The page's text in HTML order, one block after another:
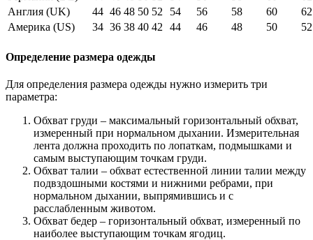
Англия (UK)
44 46 48 50 52 54 56 58 60
62
Америка (US)
34 36 38 40 42 44 46 48 50 52
Определение размера одежды
Для определения размера одежды нужно измерить три
параметра:
Обхват груди – максимальный горизонтальный обхват,
измеренный при нормальном дыхании. Измерительная
лента должна проходить по лопаткам, подмышками и
самым выступающим точкам груди.
Обхват талии – обхват естественной линии талии между
подвздошными костями и нижними ребрами, при
нормальном дыхании, выпрямившись и с
расслабленным животом.
Обхват бедер – горизонтальный обхват, измеренный по
наиболее выступающим точкам ягодиц.